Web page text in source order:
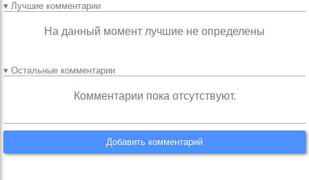
▾ Лучшие комментарии
На данный момент лучшие не определены
▾ Остальные комментарии
Комментарии пока отсутствуют.
Добавить комментарий